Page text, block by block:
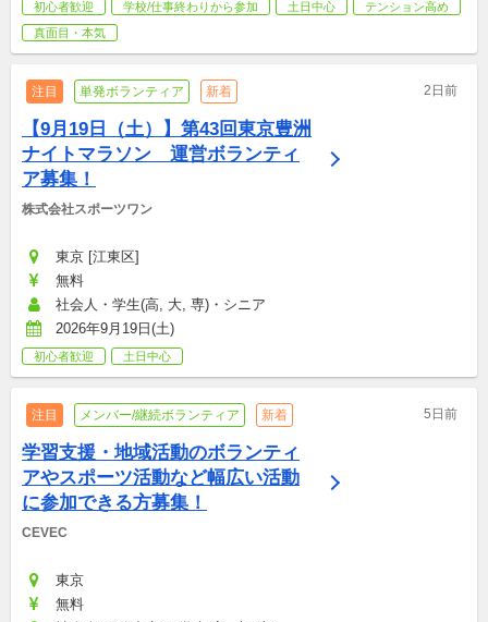
初心者歓迎 学校/仕事終わりから参加 土日中心
テンション高め
真面目・本気
注目 単発ボランティア 新着 2日前
【9月19日（土）】第43回東京豊洲
ナイトマラソン　運営ボランティ
ア募集！
株式会社スポーツワン
東京 [江東区]
無料
社会人・学生(高, 大, 専)・シニア
2026年9月19日(土)
初心者歓迎 土日中心
注目 メンバー/継続ボランティア 新着 5日前
学習支援・地域活動のボランティ
アやスポーツ活動など幅広い活動
に参加できる方募集！
CEVEC
東京
無料